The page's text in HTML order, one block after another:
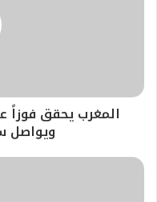
المغرب يحقق فوزاً
ويواصل